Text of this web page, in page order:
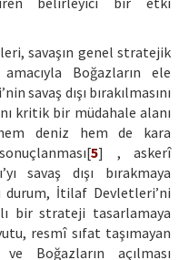
savaşın genel stratejik
Boğazların ele
savaş dışı bırakılmasını
kritik bir müdahale alanı
deniz hem de kara
5] , askerî
savaş dışı bırakmaya
İtilaf Devletleri’ni
bir strateji tasarlamaya
resmî sıfat taşımayan
Boğazların açılması